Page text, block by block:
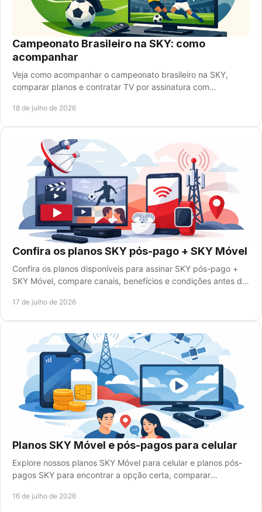
Campeonato Brasileiro na SKY: como
acompanhar
Veja como acompanhar o campeonato brasileiro na SKY,
comparar planos e contratar TV por assinatura com
18 de julho de 2026
Confira os planos SKY pós-pago + SKY Móvel
Confira os planos disponíveis para assinar SKY pós-pago +
SKY Móvel, compare canais, benefícios e condições antes de
17 de julho de 2026
Planos SKY Móvel e pós-pagos para celular
Explore nossos planos SKY Móvel para celular e planos pós-
pagos SKY para encontrar a opção certa, comparar
16 de julho de 2026